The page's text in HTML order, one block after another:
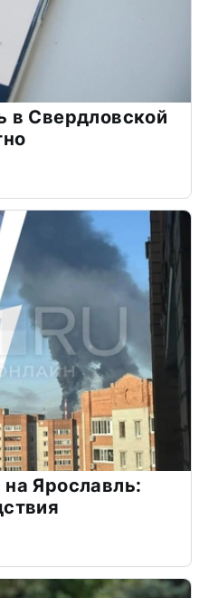
в Свердловской
Ярославль: